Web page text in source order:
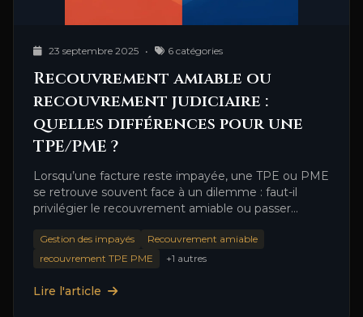
23 septembre 2025 • 6 catégories
Recouvrement amiable ou
recouvrement judiciaire :
quelles différences pour une
TPE/PME ?
Lorsqu’une facture reste impayée, une TPE ou PME
se retrouve souvent face à un dilemme : faut-il
privilégier le recouvrement amiable ou passer
Gestion des impayés
Recouvrement amiable
recouvrement TPE PME
+1 autres
Lire l'article